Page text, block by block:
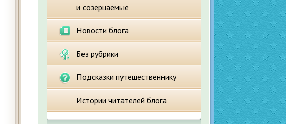
и созерцаемые
Новости блога
Без рубрики
Подсказки путешественнику
Истории читателей блога